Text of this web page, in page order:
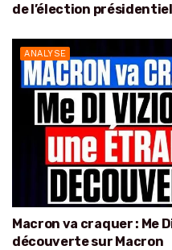
de l’élection
ANALYSE
Macron va craquer : Me
découverte sur Macron